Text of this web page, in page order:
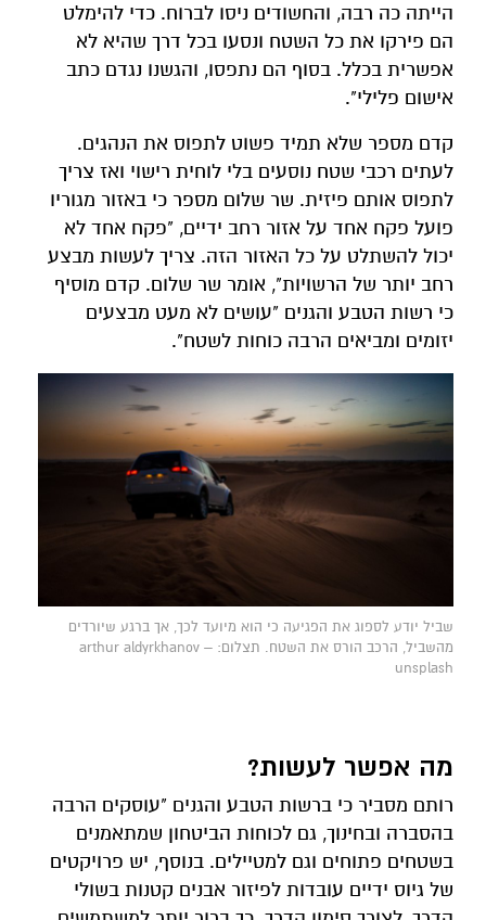
הייתה כה רבה, והחשודים ניסו לברוח. כדי להימלט
הם פירקו את כל השטח ונסעו בכל דרך שהיא לא
אפשרית בכלל. בסוף הם נתפסו, והגשנו נגדם כתב
אישום פלילי".
קדם מספר שלא תמיד פשוט לתפוס את הנהגים.
לעתים רכבי שטח נוסעים בלי לוחית רישוי ואז צריך
לתפוס אותם פיזית. שר שלום מספר כי באזור מגוריו
פועל פקח אחד על אזור רחב ידיים, "פקח אחד לא
יכול להשתלט על כל האזור הזה. צריך לעשות מבצע
רחב יותר של הרשויות", אומר שר שלום. קדם מוסיף
כי רשות הטבע והגנים "עושים לא מעט מבצעים
יזומים ומביאים הרבה כוחות לשטח".
שביל יודע לספוג את הפגיעה כי הוא מיועד לכך, אך ברגע שיורדים
מהשביל, הרכב הורס את השטח. תצלום: arthur aldyrkhanov –
unsplash
מה אפשר לעשות?
רותם מסביר כי ברשות הטבע והגנים "עוסקים הרבה
בהסברה ובחינוך, גם לכוחות הביטחון שמתאמנים
בשטחים פתוחים וגם למטיילים. בנוסף, יש פרויקטים
של גיוס ידיים עובדות לפיזור אבנים קטנות בשולי